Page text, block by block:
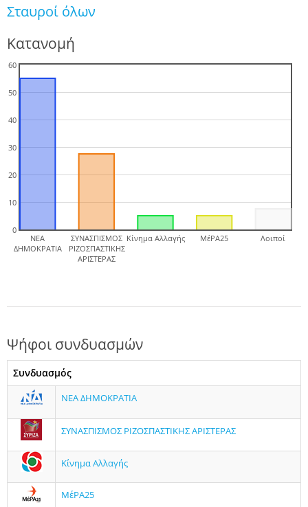
Σταυροί όλων
Κατανομή
ΝΕΑ
ΔΗΜΟΚΡΑΤΙΑ
ΣΥΝΑΣΠΙΣΜΟΣ
ΡΙΖΟΣΠΑΣΤΙΚΗΣ
ΑΡΙΣΤΕΡΑΣ
Κίνημα Αλλαγής ΜέΡΑ25 Λοιποί
0
10
20
30
40
50
60
Ψήφοι συνδυασμών
Συνδυασμός
ΝΕΑ ΔΗΜΟΚΡΑΤΙΑ
ΣΥΝΑΣΠΙΣΜΟΣ ΡΙΖΟΣΠΑΣΤΙΚΗΣ ΑΡΙΣΤΕΡΑΣ
Κίνημα Αλλαγής
ΜέΡΑ25